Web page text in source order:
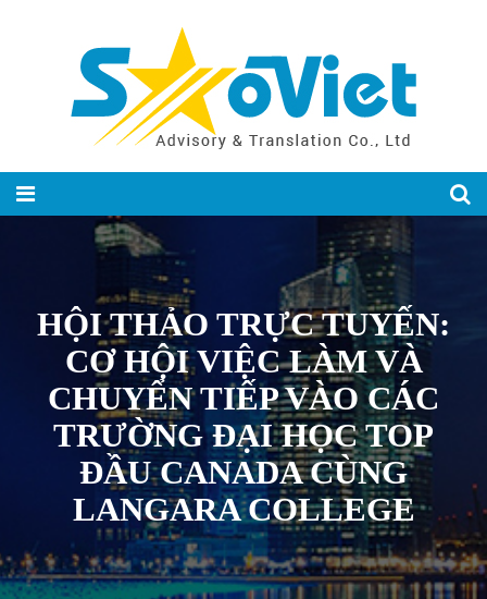
HỘI THẢO TRỰC TUYẾN:
CƠ HỘI VIỆC LÀM VÀ
CHUYỂN TIẾP VÀO CÁC
TRƯỜNG ĐẠI HỌC TOP
ĐẦU CANADA CÙNG
LANGARA COLLEGE